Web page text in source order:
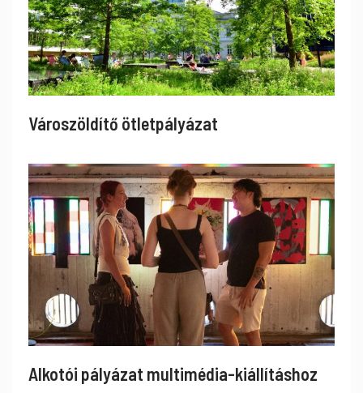
Városzöldítő ötletpályázat
Alkotói pályázat multimédia-kiállításhoz